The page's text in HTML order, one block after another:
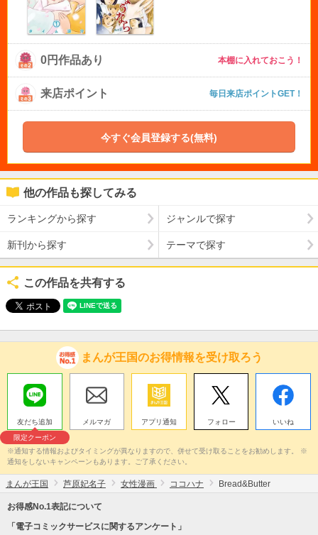
0円作品あり 本棚に入れておこう！
来店ポイント 毎日来店ポイントGET！
今すぐ会員登録する(無料)
他の作品も探してみる
ランキングから探す ジャンルで探す
新刊から探す テーマで探す
この作品を共有する
まんが王国のお得情報を受け取ろう
友だち追加
限定クーポン
メルマガ アプリ通知 フォロー いいね
※通知する情報およびタイミングが異なりますので、併せて受け取ることをお勧めします。 ※
通知をしないキャンペーンもあります。ご了承ください。
まんが王国 芦原妃名子 女性漫画 ココハナ Bread&Butter
お得感No.1表記について
「電子コミックサービスに関するアンケート」